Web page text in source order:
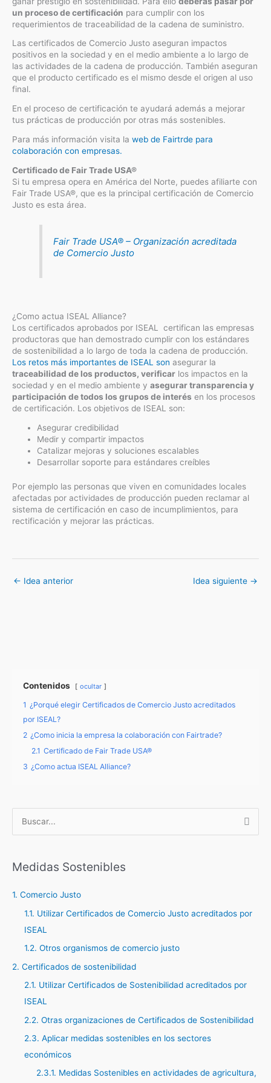
un proceso de certificación para cumplir con los
requerimientos de traceabilidad de la cadena de suministro.
Las certificados de Comercio Justo aseguran impactos
positivos en la sociedad y en el medio ambiente a lo largo de
las actividades de la cadena de producción. También aseguran
que el producto certificado es el mismo desde el origen al uso
final.
En el proceso de certificación te ayudará además a mejorar
tus prácticas de producción por otras más sostenibles.
Para más información visita la web de Fairtrde para
colaboración con empresas.
Certificado de Fair Trade USA®
Si tu empresa opera en América del Norte, puedes afiliarte con
Fair Trade USA®, que es la principal certificación de Comercio
Justo es esta área.
Fair Trade USA® – Organización acreditada
de Comercio Justo
¿Como actua ISEAL Alliance?
Los certificados aprobados por ISEAL certifican las empresas
productoras que han demostrado cumplir con los estándares
de sostenibilidad a lo largo de toda la cadena de producción.
Los retos más importantes de ISEAL son asegurar la
traceabilidad de los productos, verificar los impactos en la
sociedad y en el medio ambiente y asegurar transparencia y
participación de todos los grupos de interés en los procesos
de certificación. Los objetivos de ISEAL son:
Asegurar credibilidad
Medir y compartir impactos
Catalizar mejoras y soluciones escalables
Desarrollar soporte para estándares creíbles
Por ejemplo las personas que viven en comunidades locales
afectadas por actividades de producción pueden reclamar al
sistema de certificación en caso de incumplimientos, para
rectificación y mejorar las prácticas.
← Idea anterior Idea siguiente →
Contenidos ocultar
1 ¿Porqué elegir Certificados de Comercio Justo acreditados
por ISEAL?
2 ¿Como inicia la empresa la colaboración con Fairtrade?
2.1 Certificado de Fair Trade USA®
3 ¿Como actua ISEAL Alliance?
c
r
:
Medidas Sostenibles
1. Comercio Justo
1.1. Utilizar Certificados de Comercio Justo acreditados por
ISEAL
1.2. Otros organismos de comercio justo
2. Certificados de sostenibilidad
2.1. Utilizar Certificados de Sostenibilidad acreditados por
ISEAL
2.2. Otras organizaciones de Certificados de Sostenibilidad
2.3. Aplicar medidas sostenibles en los sectores
económicos
2.3.1. Medidas Sostenibles en actividades de agricultura,